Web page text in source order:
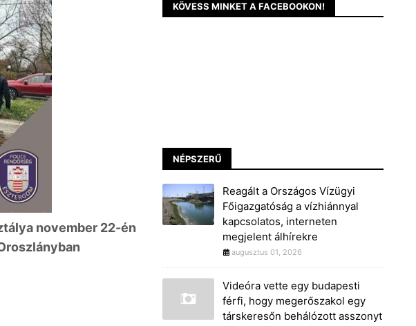
november 22-én
KÖVESS MINKET A FACEBOOKON!
NÉPSZERŰ
Reagált a Országos Vízügyi
Főigazgatóság a vízhiánnyal
kapcsolatos, interneten
megjelent álhírekre
augusztus 01, 2026
Videóra vette egy budapesti
férfi, hogy megerőszakol egy
társkeresőn behálózott asszonyt